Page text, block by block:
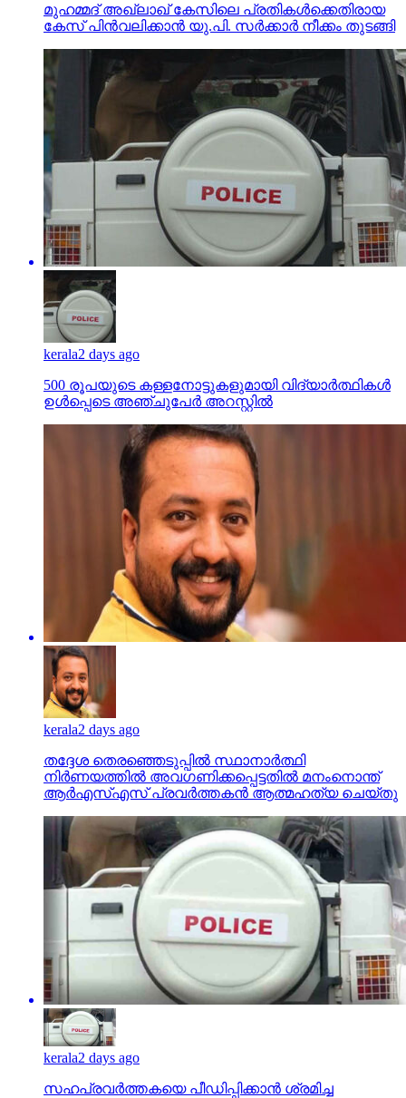
മുഹമ്മദ് അഖ്‌ലാഖ് കേസിലെ പ്രതികള്‍ക്കെതിരായ
കേസ് പിന്‍വലിക്കാന്‍ യു.പി. സര്‍ക്കാര്‍ നീക്കം തുടങ്ങി
kerala2 days ago
500 രൂപയുടെ കള്ളനോട്ടുകളുമായി വിദ്യാര്‍ത്ഥികള്‍
ഉള്‍പ്പെടെ അഞ്ചുപേര്‍ അറസ്റ്റില്‍
kerala2 days ago
തദ്ദേശ തെരഞ്ഞെടുപ്പില്‍ സ്ഥാനാര്‍ത്ഥി
നിര്‍ണയത്തില്‍ അവഗണിക്കപ്പെട്ടതില്‍ മനംനൊന്ത്
ആര്‍എസ്എസ് പ്രവര്‍ത്തകന്‍ ആത്മഹത്യ ചെയ്തു
kerala2 days ago
സഹപ്രവര്‍ത്തകയെ പീഡിപ്പിക്കാന്‍ ശ്രമിച്ച